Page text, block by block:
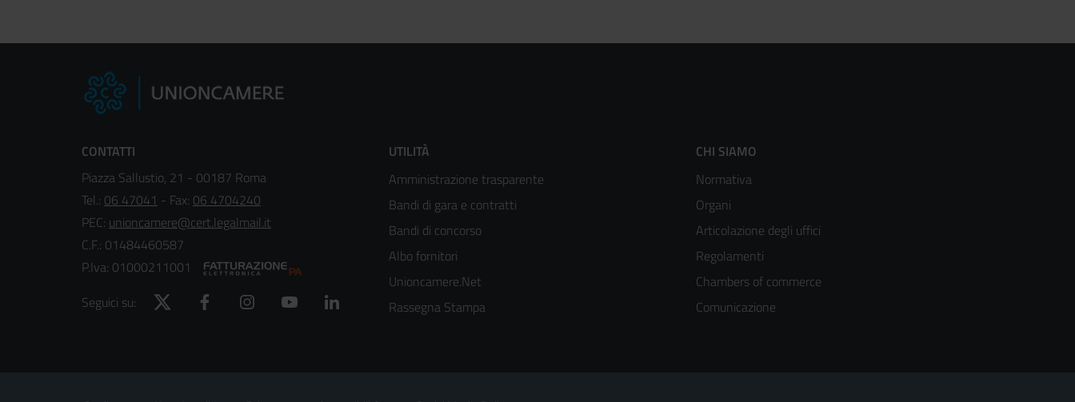
CONTATTI
Piazza Sallustio, 21 - 00187 Roma
Tel.: 06 47041 - Fax: 06 4704240
PEC: unioncamere@cert.legalmail.it
C.F.: 01484460587
P.Iva: 01000211001
Seguici su:
Twitter Facebook Instagram YouTube
Footer
menù
colonna
2
UTILITÀ
Amministrazione trasparente
Bandi di gara e contratti
Bandi di concorso
Albo fornitori
Unioncamere.Net
Rassegna Stampa
Footer
menù
colonna
3
CHI SIAMO
Normativa
Organi
Articolazione degli uffici
Regolamenti
Chambers of commerce
Comunicazione
Footer